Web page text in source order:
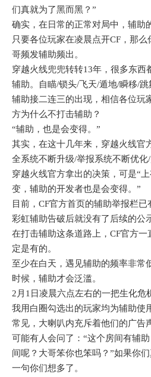
们真就为了黑而黑？”
确实，在日常的正常对局中，辅助
只要各位玩家在凌晨点开CF，那
哥频发辅助频出。
穿越火线兜兜转转13年，很多东西
辅助。自瞄/锁头/飞天/遁地/瞬移/
辅助接二连三的出现，相信各位玩
方为什么不打击辅助？
“辅助，也是会变得。”
其实，在这十几年来，穿越火线官
全系统不断升级/举报系统不断优
穿越火线官方拿出的决策，可是“
变，辅助的开发者也是会变得。”
目前，CF官方首页的辅助举报栏
彩虹辅助告破后就没有了后续的公
在打击辅助这条道路上，CF官方
定是有的。
至少在白天，遇见辅助的频率非常
时候，辅助才会泛滥。
2月1日凌晨六点左右的一把生化危
我用白圈勾选出的玩家均为辅助使
常见，大喇叭内充斥着他们的广告
可能有人会问了：“这个房间有辅
间呢？大哥笨你也笨吗？”如果你
一句你们想多了。